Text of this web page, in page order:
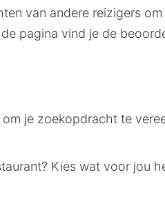
van andere reizigers
pagina vind je de
je zoekopdracht te
Kies wat voor jou